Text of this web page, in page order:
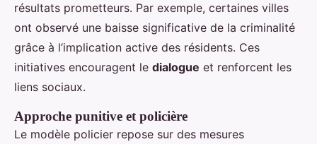
résultats prometteurs. Par exemple, certaines villes
ont observé une baisse significative de la criminalité
grâce à l’implication active des résidents. Ces
initiatives encouragent le dialogue et renforcent les
liens sociaux.
Approche punitive et policière
Le modèle policier repose sur des mesures